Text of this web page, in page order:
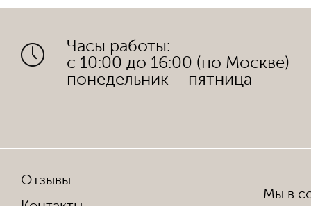
Часы работы:
с 10:00 до 16:00 (по Москве)
понедельник – пятница
Отзывы
Мы в